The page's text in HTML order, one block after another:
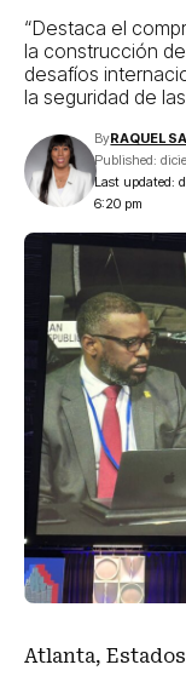
“Destaca el
la construcción
desafíos
la seguridad de
Last updated:
6:20 pm
ByRAQUEL
Published:
Atlanta,